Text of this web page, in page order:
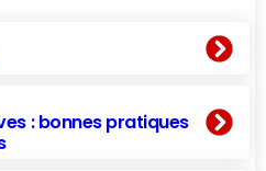
: bonnes pratiques